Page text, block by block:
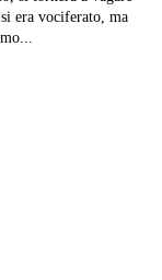
era vociferato, ma